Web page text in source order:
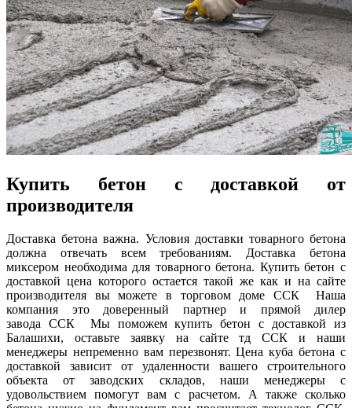
Купить бетон с доставкой от
производителя
Доставка бетона важна. Условия доставки товарного бетона
должна отвечать всем требованиям. Доставка бетона
миксером необходима для товарного бетона. Купить бетон с
доставкой цена которого остается такой же как и на сайте
производителя вы можете в торговом доме ССК Наша
компания это доверенный партнер и прямой дилер
завода ССК Мы поможем купить бетон с доставкой из
Балашихи, оставьте заявку на сайте тд ССК и наши
менеджеры непременно вам перезвонят. Цена куба бетона с
доставкой зависит от удаленности вашего строительного
объекта от заводских складов, наши менеджеры с
удовольствием помогут вам с расчетом. А также сколько